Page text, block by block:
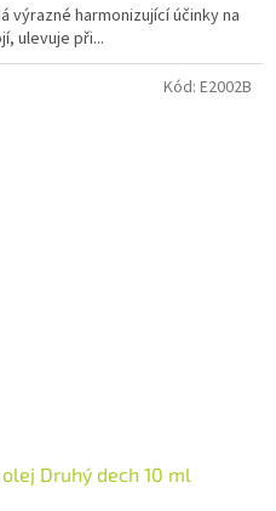
výrazné harmonizující účinky na
ulevuje při...
Druhý dech 10 ml
Kód: E2002B